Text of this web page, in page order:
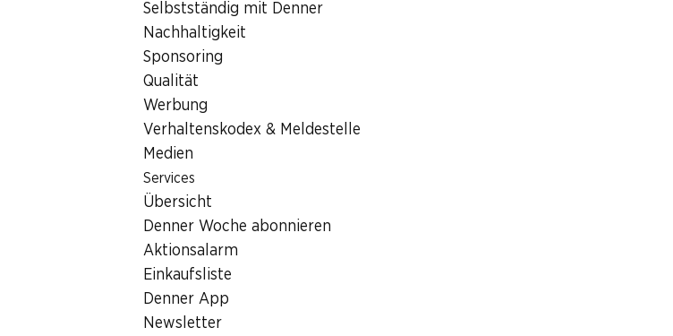
Selbstständig mit Denner
Nachhaltigkeit
Sponsoring
Qualität
Werbung
Verhaltenskodex & Meldestelle
Medien
Services
Übersicht
Denner Woche abonnieren
Aktionsalarm
Einkaufsliste
Denner App
Newsletter
Labels und Auszeichnungen
1023862
Was andere Kunden kaufen
34%
2.95
Schweizer
Schokolade
2 x 4 x 100 g